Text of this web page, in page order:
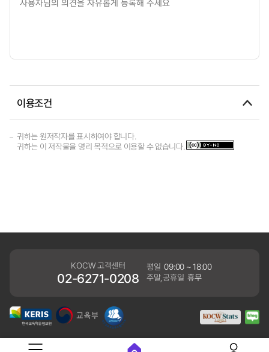
이용조건
귀하는 원저작자를 표시하여야 합니다.
귀하는 이 저작물을 영리 목적으로 이용할 수 없습니다.
KOCW 고객센터
02-6271-0208
평일 09:00 ~ 18:00
주말,공휴일 휴무